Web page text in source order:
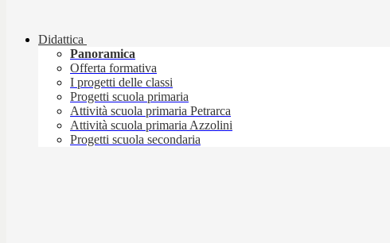
Didattica
Panoramica
Offerta formativa
I progetti delle classi
Progetti scuola primaria
Attività scuola primaria Petrarca
Attività scuola primaria Azzolini
Progetti scuola secondaria